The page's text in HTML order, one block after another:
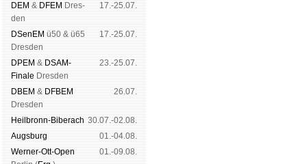
DEM & DFEM Dres­
den
17.-25.07.
DSenEM ü50 & ü65
Dres­den
17.-25.07.
DPEM & DSAM-
Finale Dres­den
23.-25.07.
DBEM & DFBEM
Dres­den
26.07.
Heil­bronn-Bi­ber­ach 30.07.-02.08.
Augs­burg
01.-04.08.
Werner-Ott-Open
01.-09.08.